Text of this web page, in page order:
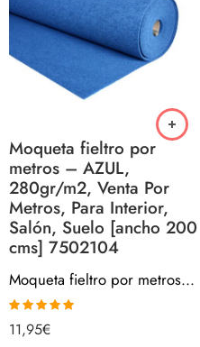
Moqueta fieltro por
metros – AZUL,
280gr/m2, Venta Por
Metros, Para Interior,
Salón, Suelo [ancho 200
cms] 7502104
Moqueta fieltro por metros – AZUL, 280gr/m2, Venta Por Metros, Para Interior, Salón, Suelo [ancho 200 cms] 7502104
Valorado con
5.00de 5
11,95€